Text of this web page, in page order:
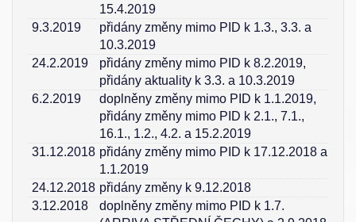
15.4.2019
9.3.2019
přidány změny mimo PID k 1.3., 3.3. a
10.3.2019
24.2.2019
přidány změny mimo PID k 8.2.2019,
přidány aktuality k 3.3. a 10.3.2019
6.2.2019
doplněny změny mimo PID k 1.1.2019,
přidány změny mimo PID k 2.1., 7.1.,
16.1., 1.2., 4.2. a 15.2.2019
31.12.2018 přidány změny mimo PID k 17.12.2018 a
1.1.2019
24.12.2018 přidány změny k 9.12.2018
3.12.2018
doplněny změny mimo PID k 1.7.